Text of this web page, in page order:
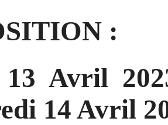
:
13 Avril
14 Avril